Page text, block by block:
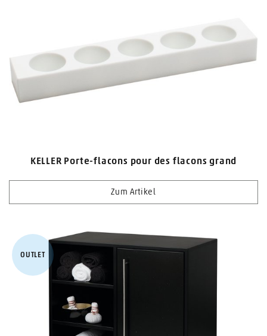
KELLER Porte-flacons pour des flacons grand
Zum Artikel
OUTLET